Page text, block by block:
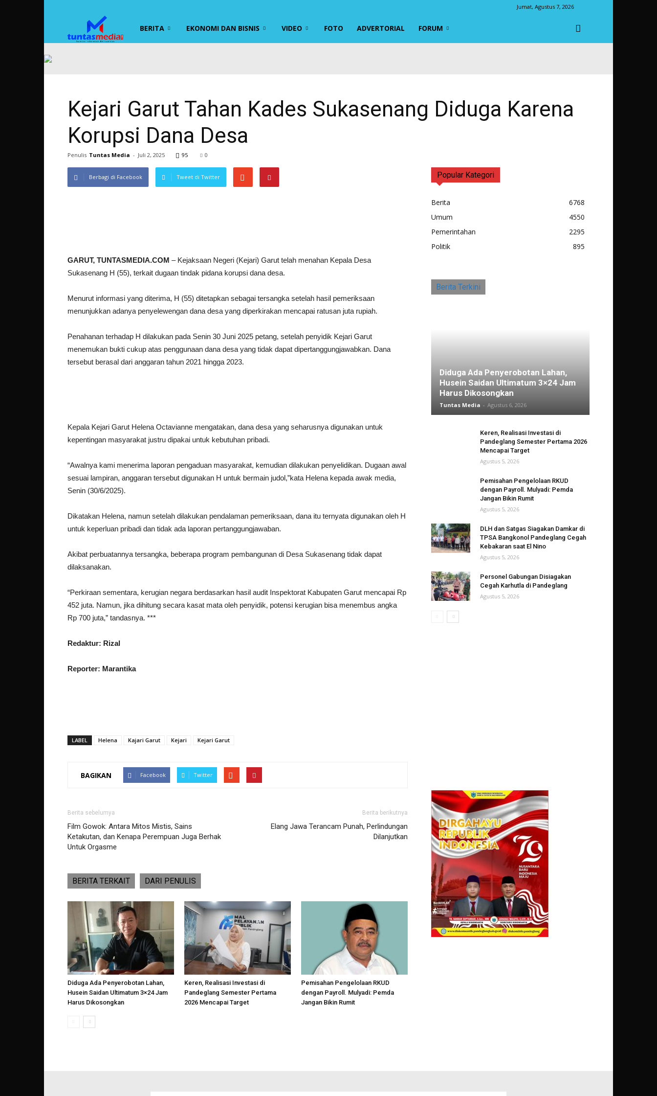
Jumat, Agustus 7, 2026
TUNTAS
BERITA EKONOMI DAN BISNIS VIDEO FOTO ADVERTORIAL FORUM
Kejari Garut Tahan Kades Sukasenang Diduga Karena
Korupsi Dana Desa
Penulis Tuntas Media - Juli 2, 2025 95 0
Berbagi di Facebook Tweet di Twitter
GARUT, TUNTASMEDIA.COM – Kejaksaan Negeri (Kejari) Garut telah menahan Kepala Desa
Sukasenang H (55), terkait dugaan tindak pida­na korupsi dana desa.
Menurut informasi yang diterima, H (55) ditetapkan sebagai tersangka setelah hasil pemeriksaan
menunjukkan adanya penyelewengan dana desa yang diperkirakan mencapai ratusan juta rupiah.
Penahanan terhadap H dila­kukan pada Senin 30 Juni 2025 petang, setelah penyidik Ke­jari Garut
menemukan bukti cukup atas penggunaan dana desa yang tidak dapat dipertanggungjawabkan. Dana
tersebut ber­asal dari anggaran tahun 2021 hingga 2023.
Kepala Kejari Garut Helena Octavianne mengatakan, dana desa yang seharusnya digunakan untuk
kepentingan masyarakat justru dipakai untuk kebutuhan pri­badi.
“Awalnya kami menerima laporan pengaduan masyarakat, kemudian dilakukan penyelidikan. Dugaan awal
se­suai lampiran, anggaran tersebut digunakan H untuk bermain judol,”kata Helena kepada awak media,
Senin (30/6/2025).
Dikatakan Helena, namun setelah dilakukan penda­lam­an pemeriksaan, dana itu ternyata digunakan oleh H
untuk keperluan pribadi dan tidak ada laporan pertanggungjawaban.
Akibat perbuatannya tersangka, beberapa program pembangunan di Desa Sukasenang tidak dapat
dilaksanakan.
“Perkiraan sementara, kerugian negara berdasar­kan hasil audit Inspektorat Kabupaten Garut mencapai Rp
452 juta. Namun, jika dihitung secara kasat mata oleh penyidik, potensi kerugian bisa menembus angka
Rp 700 juta,” tandasnya. ***
Redaktur: Rizal
Reporter: Marantika
LABEL Helena Kajari Garut Kejari Kejari Garut
BAGIKAN Facebook Twitter
Berita sebelumya
Film Gowok: Antara Mitos Mistis, Sains
Ketakutan, dan Kenapa Perempuan Juga Berhak
Untuk Orgasme
Berita berikutnya
Elang Jawa Terancam Punah, Perlindungan
Dilanjutkan
BERITA TERKAIT DARI PENULIS
Diduga Ada Penyerobotan Lahan,
Husein Saidan Ultimatum 3×24 Jam
Harus Dikosongkan
Keren, Realisasi Investasi di
Pandeglang Semester Pertama
2026 Mencapai Target
Pemisahan Pengelolaan RKUD
dengan Payroll. Mulyadi: Pemda
Jangan Bikin Rumit
Popular Kategori
Berita
6768
Umum
4550
Pemerintahan
2295
Politik
895
Berita Terkini
Diduga Ada Penyerobotan Lahan,
Husein Saidan Ultimatum 3×24 Jam
Harus Dikosongkan
Tuntas Media - Agustus 6, 2026
Keren, Realisasi Investasi di
Pandeglang Semester Pertama 2026
Mencapai Target
Agustus 5, 2026
Pemisahan Pengelolaan RKUD
dengan Payroll. Mulyadi: Pemda
Jangan Bikin Rumit
Agustus 5, 2026
DLH dan Satgas Siagakan Damkar di
TPSA Bangkonol Pandeglang Cegah
Kebakaran saat El Nino
Agustus 5, 2026
Personel Gabungan Disiagakan
Cegah Karhutla di Pandeglang
Agustus 5, 2026